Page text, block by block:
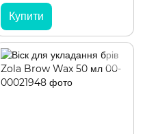
Купити